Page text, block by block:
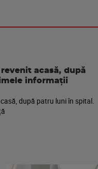
acasă, după
informații
după patru luni în spital.